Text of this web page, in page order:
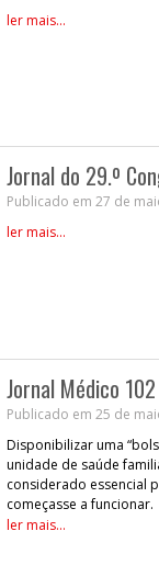
ler mais...
Jornal do 29.º
Publicado em 27 de
ler mais...
Jornal Médico
Publicado em 25 de
Disponibilizar uma
unidade de saúde
considerado essencial
começasse a funcionar.
ler mais...